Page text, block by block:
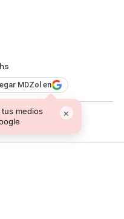
MDZol en
medios
×
Redes Sociales